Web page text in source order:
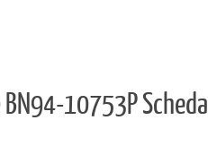
10753P Scheda